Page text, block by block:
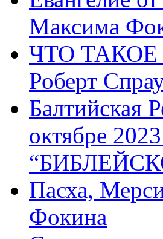
Максима
ЧТО
Роберт
Балтийская
октябре
Пасха,
Фокина